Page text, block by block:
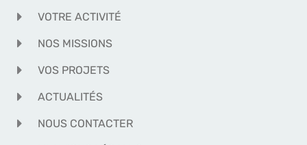
VOTRE ACTIVITÉ
NOS MISSIONS
VOS PROJETS
ACTUALITÉS
NOUS CONTACTER